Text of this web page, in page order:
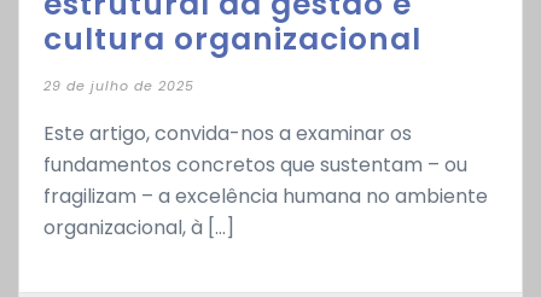
cultura organizacional
29 de julho de 2025
Este artigo, convida-nos a examinar os
fundamentos concretos que sustentam – ou
fragilizam – a excelência humana no ambiente
organizacional, à [...]